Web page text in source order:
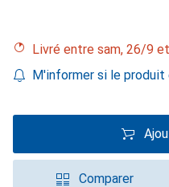
Livré entre sam, 26/9
M'informer si le
Comparer